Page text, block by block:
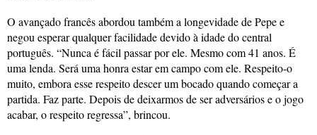
O avançado francês abordou também a longevidade de Pepe e
negou esperar qualquer facilidade devido à idade do central
português. “Nunca é fácil passar por ele. Mesmo com 41 anos. É
uma lenda. Será uma honra estar em campo com ele. Respeito-o
muito, embora esse respeito descer um bocado quando começar a
partida. Faz parte. Depois de deixarmos de ser adversários e o jogo
acabar, o respeito regressa”, brincou.